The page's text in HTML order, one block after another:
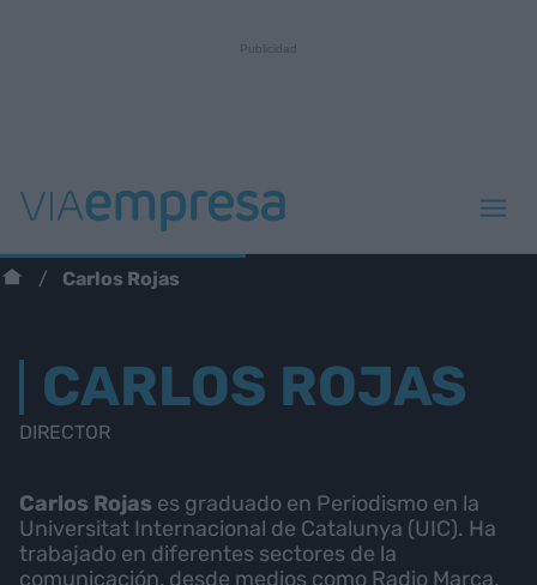
Carlos Rojas
CARLOS ROJAS
DIRECTOR
Carlos Rojas es graduado en Periodismo en la
Universitat Internacional de Catalunya (UIC). Ha
trabajado en diferentes sectores de la
comunicación, desde medios como Radio Marca,